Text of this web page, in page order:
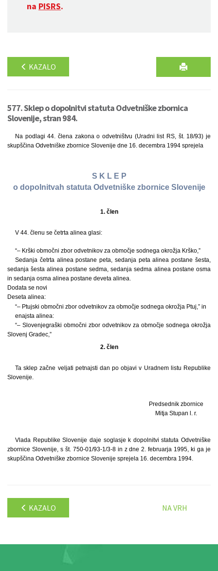
na PISRS.
KAZALO
577. Sklep o dopolnitvi statuta Odvetniške zbornica
Slovenije, stran 984.
Na podlagi 44. člena zakona o odvetništvu (Uradni list RS, št. 18/93) je
skupščina Odvetniške zbornice Slovenije dne 16. decembra 1994 sprejela
S K L E P
o dopolnitvah statuta Odvetniške zbornice Slovenije
1. člen
V 44. členu se četrta alinea glasi:
“– Krški območni zbor odvetnikov za območje sodnega okrožja Krško,”
Sedanja četrta alinea postane peta, sedanja peta alinea postane šesta,
sedanja šesta alinea postane sedma, sedanja sedma alinea postane osma
in sedanja osma alinea postane deveta alinea.
Dodata se novi
Deseta alinea:
“– Ptujski območni zbor odvetnikov za območje sodnega okrožja Ptuj,” in
enajsta alinea:
“– Slovenjegraški območni zbor odvetnikov za območje sodnega okrožja
Slovenj Gradec,”
2. člen
Ta sklep začne veljati petnajsti dan po objavi v Uradnem listu Republike
Slovenije.
Predsednik zbornice
Mitja Stupan l. r.
Vlada Republike Slovenije daje soglasje k dopolnitvi statuta Odvetniške
zbornice Slovenije, s št. 750-01/93-1/3-8 in z dne 2. februarja 1995, ki ga je
skupščina Odvetniške zbornice Slovenije sprejela 16. decembra 1994.
KAZALO NA VRH